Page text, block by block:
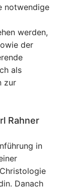
notwendige
werden,
der
als
zur
Rahner
in
Danach